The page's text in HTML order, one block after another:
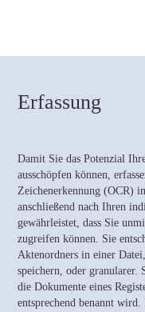
Erfassung
Damit Sie das Potenzial
ausschöpfen können,
Zeichenerkennung (OCR)
anschließend nach Ihren
gewährleistet, dass Sie
zugreifen können. Sie
Aktenordners in einer
speichern, oder granularer.
die Dokumente eines
entsprechend benannt